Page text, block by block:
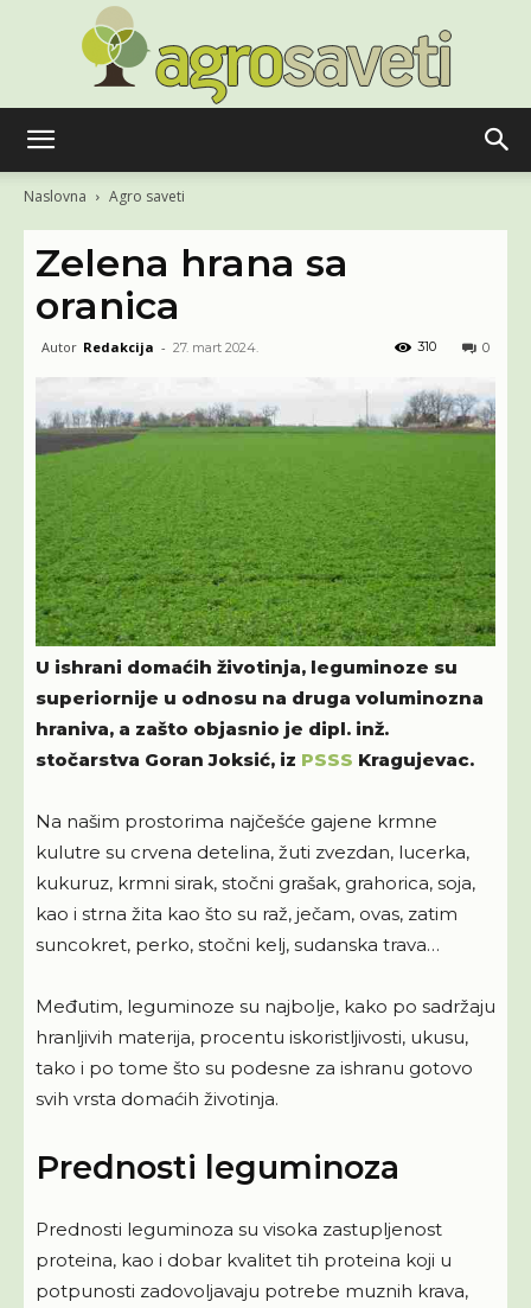
saveti
Naslovna Agro saveti
Zelena hrana sa
oranica
Autor Redakcija - 27. mart 2024. 0
310
U ishrani domaćih životinja, leguminoze su
superiornije u odnosu na druga voluminozna
hraniva, a zašto objasnio je dipl. inž.
stočarstva Goran Joksić, iz PSSS Kragujevac.
Na našim prostorima najčešće gajene krmne
kulutre su crvena detelina, žuti zvezdan, lucerka,
kukuruz, krmni sirak, stočni grašak, grahorica, soja,
kao i strna žita kao što su raž, ječam, ovas, zatim
suncokret, perko, stočni kelj, sudanska trava…
Međutim, leguminoze su najbolje, kako po sadržaju
hranljivih materija, procentu iskoristljivosti, ukusu,
tako i po tome što su podesne za ishranu gotovo
svih vrsta domaćih životinja.
Prednosti leguminoza
Prednosti leguminoza su visoka zastupljenost
proteina, kao i dobar kvalitet tih proteina koji u
potpunosti zadovoljavaju potrebe muznih krava,